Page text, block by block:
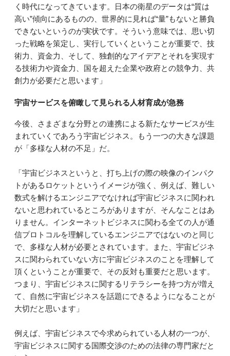
く時代になってきています。日本の衛星のデータは“質は
高い”傾向にあるものの、世界的に見れば“量”もないと勝負
できないというのが実状です。そういう意味では、思い切
った戦略を策定し、実行していくということが重要で、技
術力、資金力、そして、独創的なアイデアとそれを実現す
る技術力や資金力、国を超えた企業や政府との競争力、共
創力が必要だと思います」
宇宙サービスを俯瞰して見られる人材育成が急務
今後、さまざまな分野との連携による新たなサービスが生
まれていくであろう宇宙ビジネス。もう一つの大きな課題
が「多様な人材の不足」だ。
「宇宙ビジネスというと、打ち上げの際の映像のインパク
トがあるロケットというイメージが強く、例えば、難しい
数式を解けるエンジニアでなければ宇宙ビジネスに関われ
ないと思われているところがありますが、そんなことはあ
りません。インターネットビジネスに関わる全ての人が通
信プロトコルを理解しているエンジニアではないのと同じ
で、多様な人材が必要とされています。また、宇宙ビジネ
スに関わられていない方に宇宙ビジネスのことを理解して
頂くということが重要で、その反対も重要だと思います。
つまり、宇宙ビジネスに関するリテラシーを持つ方が増え
て、自然に宇宙ビジネスを話題にできるようになることが
大切だと思います」
例えば、宇宙ビジネスで今求められている人材の一つが、
宇宙ビジネスに関する国際交渉のための法律の専門家だと